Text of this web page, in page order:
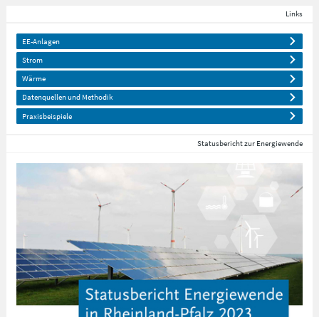
Links
EE-Anlagen
Strom
Wärme
Datenquellen und Methodik
Praxisbeispiele
Statusbericht zur Energiewende